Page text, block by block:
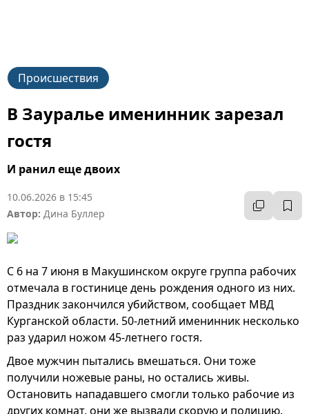
Происшествия
В Зауралье именинник зарезал
гостя
И ранил еще двоих
10.06.2026 в 15:45
Автор: Дина Буллер
С 6 на 7 июня в Макушинском округе группа рабочих
отмечала в гостинице день рождения одного из них.
Праздник закончился убийством, сообщает МВД
Курганской области. 50-летний именинник несколько
раз ударил ножом 45-летнего гостя.
Двое мужчин пытались вмешаться. Они тоже
получили ножевые раны, но остались живы.
Остановить нападавшего смогли только рабочие из
других комнат, они же вызвали скорую и полицию.